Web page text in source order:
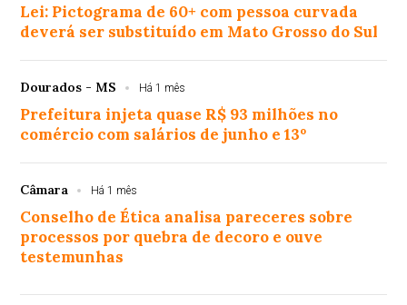
Lei: Pictograma de 60+ com pessoa curvada
deverá ser substituído em Mato Grosso do Sul
Dourados - MS Há 1 mês
Prefeitura injeta quase R$ 93 milhões no
comércio com salários de junho e 13º
Câmara Há 1 mês
Conselho de Ética analisa pareceres sobre
processos por quebra de decoro e ouve
testemunhas